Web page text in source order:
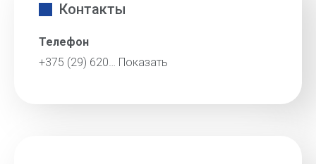
Контакты
Телефон
+375 (29) 620… Показать